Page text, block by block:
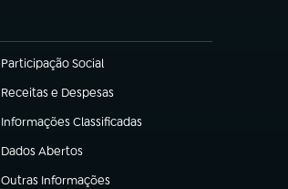
Participação Social
(abre em nova aba)
Receitas e Despesas
(abre em nova aba)
Informações Classificadas
(abre em nova aba)
Dados Abertos
(abre em nova aba)
Outras Informações
(abre em nova aba)